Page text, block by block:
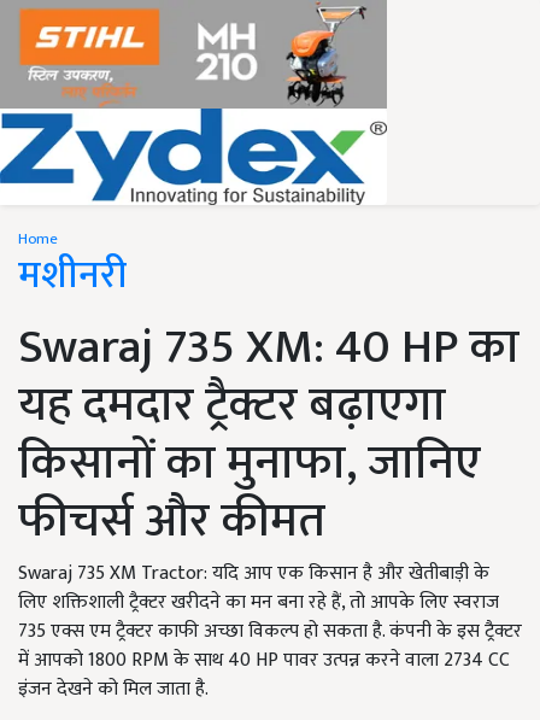
Home
मशीनरी
Swaraj 735 XM: 40 HP का
यह दमदार ट्रैक्टर बढ़ाएगा
किसानों का मुनाफा, जानिए
फीचर्स और कीमत
Swaraj 735 XM Tractor: यदि आप एक किसान है और खेतीबाड़ी के
लिए शक्तिशाली ट्रैक्टर खरीदने का मन बना रहे हैं, तो आपके लिए स्वराज
735 एक्स एम ट्रैक्टर काफी अच्छा विकल्प हो सकता है. कंपनी के इस ट्रैक्टर
में आपको 1800 RPM के साथ 40 HP पावर उत्पन्न करने वाला 2734 CC
इंजन देखने को मिल जाता है.